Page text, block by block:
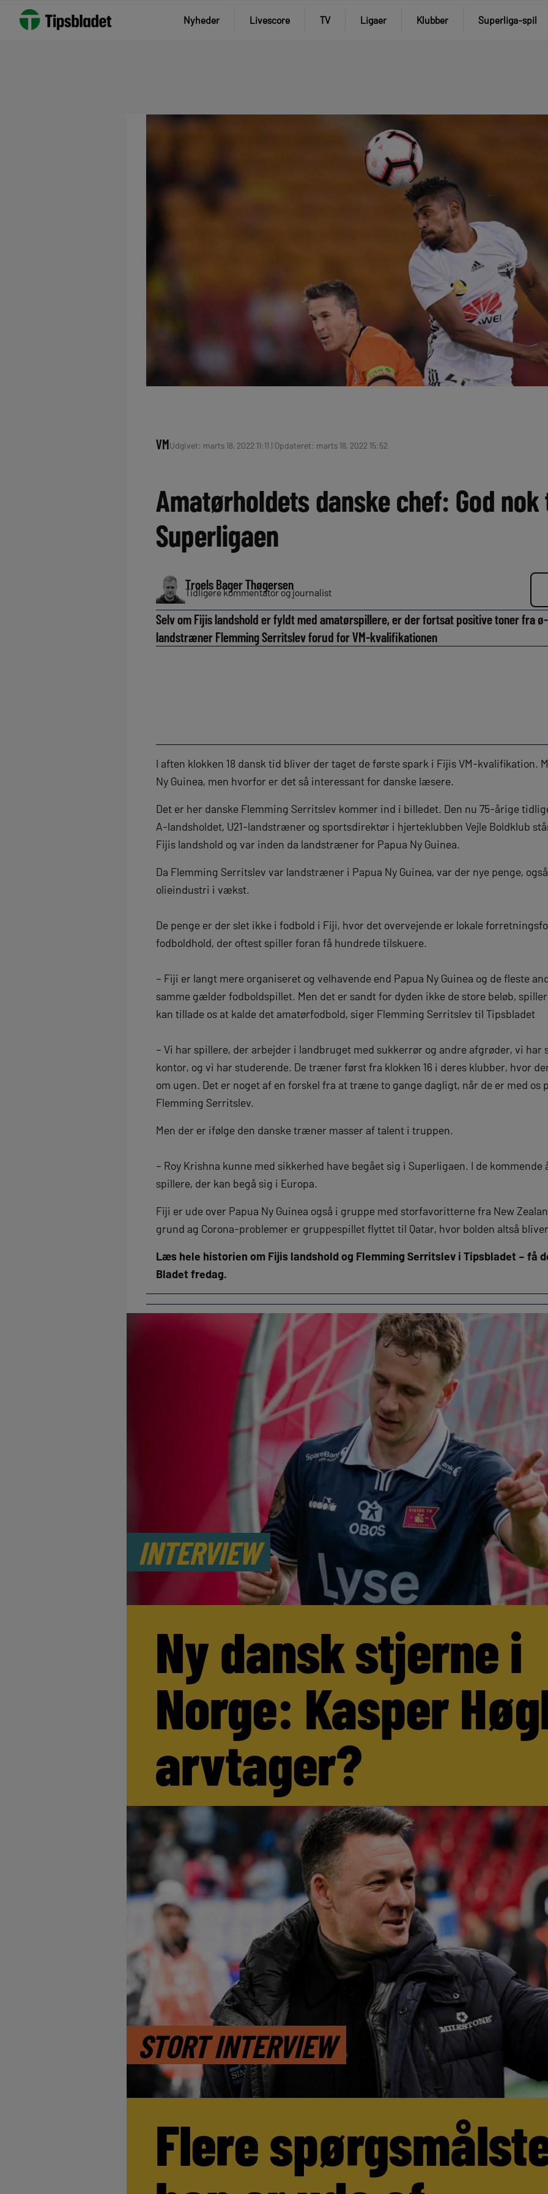
Nyheder Livescore TV Ligaer Klubber Superliga-spil
VMUdgivet: marts 18, 2022 11:11 | Opdateret: marts 18, 2022 15:52
Amatørholdets danske chef: God
Superligaen
Troels Bager Thøgersen
Tidligere kommentator og journalist
Selv om Fijis landshold er fyldt med amatørspillere, er der fortsat positive toner fra
landstræner Flemming Serritslev forud for VM-kvalifikationen
I aften klokken 18 dansk tid bliver der taget de første spark i Fijis VM-kvalifikation.
Ny Guinea, men hvorfor er det så interessant for danske læsere.
Det er her danske Flemming Serritslev kommer ind i billedet. Den nu 75-årige
A-landsholdet, U21-landstræner og sportsdirektør i hjerteklubben Vejle Boldklub
Fijis landshold og var inden da landstræner for Papua Ny Guinea.
Da Flemming Serritslev var landstræner i Papua Ny Guinea, var der nye penge,
olieindustri i vækst.
De penge er der slet ikke i fodbold i Fiji, hvor det overvejende er lokale
fodboldhold, der oftest spiller foran få hundrede tilskuere.
– Fiji er langt mere organiseret og velhavende end Papua Ny Guinea og de fleste
samme gælder fodboldspillet. Men det er sandt for dyden ikke de store beløb,
kan tillade os at kalde det amatørfodbold, siger Flemming Serritslev til Tipsbladet
– Vi har spillere, der arbejder i landbruget med sukkerrør og andre afgrøder, vi har
kontor, og vi har studerende. De træner først fra klokken 16 i deres klubber, hvor
om ugen. Det er noget af en forskel fra at træne to gange dagligt, når de er med os
Flemming Serritslev.
Men der er ifølge den danske træner masser af talent i truppen.
– Roy Krishna kunne med sikkerhed have begået sig i Superligaen. I de
spillere, der kan begå sig i Europa.
Fiji er ude over Papua Ny Guinea også i gruppe med storfavoritterne fra New
grund ag Corona-problemer er gruppespillet flyttet til Qatar, hvor bolden altså
Læs hele historien om Fijis landshold og Flemming Serritslev i Tipsbladet – få
Bladet fredag.
INTERVIEW
Ny dansk stjerne i
Norge: Kasper
arvtager?
STORT INTERVIEW
Flere